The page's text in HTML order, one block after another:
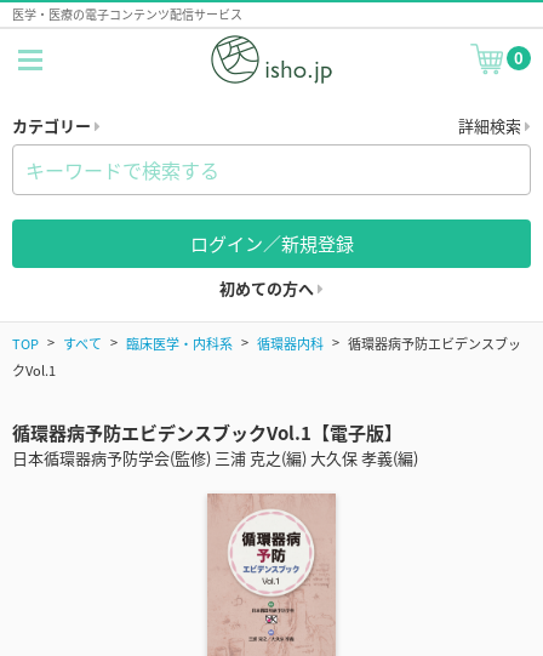
医学・医療の電子コンテンツ配信サービス
0
カテゴリー 詳細検索
ログイン／新規登録
初めての方へ
TOP すべて 臨床医学・内科系 循環器内科
循環器病予防エビデンスブッ
クVol.1
循環器病予防エビデンスブックVol.1【電子版】
日本循環器病予防学会(監修) 三浦 克之(編) 大久保 孝義(編)